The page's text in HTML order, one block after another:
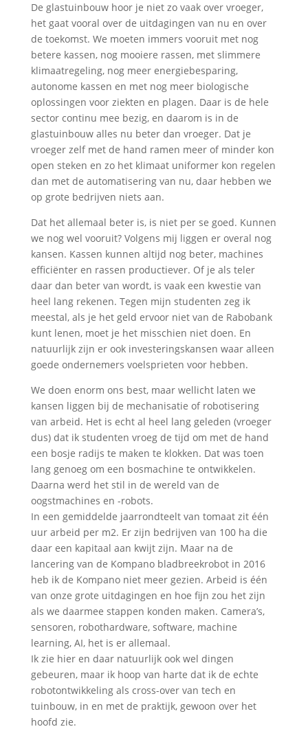
De glastuinbouw hoor je niet zo vaak over vroeger,
het gaat vooral over de uitdagingen van nu en over
de toekomst. We moeten immers vooruit met nog
betere kassen, nog mooiere rassen, met slimmere
klimaatregeling, nog meer energiebesparing,
autonome kassen en met nog meer biologische
oplossingen voor ziekten en plagen. Daar is de hele
sector continu mee bezig, en daarom is in de
glastuinbouw alles nu beter dan vroeger. Dat je
vroeger zelf met de hand ramen meer of minder kon
open steken en zo het klimaat uniformer kon regelen
dan met de automatisering van nu, daar hebben we
op grote bedrijven niets aan.
Dat het allemaal beter is, is niet per se goed. Kunnen
we nog wel vooruit? Volgens mij liggen er overal nog
kansen. Kassen kunnen altijd nog beter, machines
efficiënter en rassen productiever. Of je als teler
daar dan beter van wordt, is vaak een kwestie van
heel lang rekenen. Tegen mijn studenten zeg ik
meestal, als je het geld ervoor niet van de Rabobank
kunt lenen, moet je het misschien niet doen. En
natuurlijk zijn er ook investeringskansen waar alleen
goede ondernemers voelsprieten voor hebben.
We doen enorm ons best, maar wellicht laten we
kansen liggen bij de mechanisatie of robotisering
van arbeid. Het is echt al heel lang geleden (vroeger
dus) dat ik studenten vroeg de tijd om met de hand
een bosje radijs te maken te klokken. Dat was toen
lang genoeg om een bosmachine te ontwikkelen.
Daarna werd het stil in de wereld van de
oogstmachines en -robots.
In een gemiddelde jaarrondteelt van tomaat zit één
uur arbeid per m2. Er zijn bedrijven van 100 ha die
daar een kapitaal aan kwijt zijn. Maar na de
lancering van de Kompano bladbreekrobot in 2016
heb ik de Kompano niet meer gezien. Arbeid is één
van onze grote uitdagingen en hoe fijn zou het zijn
als we daarmee stappen konden maken. Camera’s,
sensoren, robothardware, software, machine
learning, AI, het is er allemaal.
Ik zie hier en daar natuurlijk ook wel dingen
gebeuren, maar ik hoop van harte dat ik de echte
robotontwikkeling als cross-over van tech en
tuinbouw, in en met de praktijk, gewoon over het
hoofd zie.